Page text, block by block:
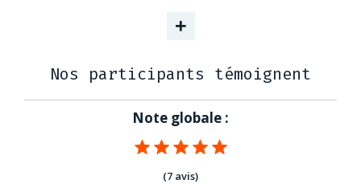
+
Nos participants témoignent
Note globale :
(7 avis)